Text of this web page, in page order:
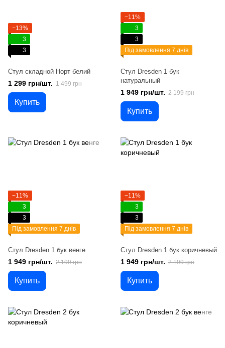
−13%
3
3
Стул складной Норт белий
1 299 грн/шт. 1 499 грн
Купить
−11%
3
3
Під замовлення 7 днів
Стул Dresden 1 бук
натуральный
1 949 грн/шт. 2 199 грн
Купить
−11%
3
3
Під замовлення 7 днів
Стул Dresden 1 бук венге
1 949 грн/шт. 2 199 грн
Купить
−11%
3
3
Під замовлення 7 днів
Стул Dresden 1 бук коричневый
1 949 грн/шт. 2 199 грн
Купить